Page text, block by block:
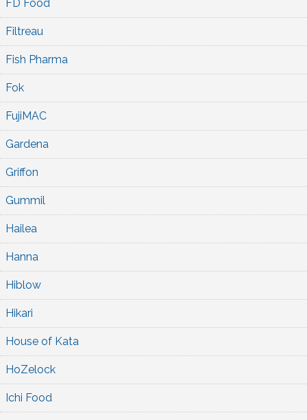
FD Food
Filtreau
Fish Pharma
Fok
FujiMAC
Gardena
Griffon
Gummil
Hailea
Hanna
Hiblow
Hikari
House of Kata
HoZelock
Ichi Food